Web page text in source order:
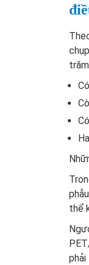
thể